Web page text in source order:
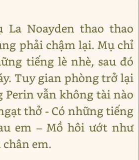
La Noayden thao thao
phải chậm lại. Mụ chỉ
tiếng lè nhè, sau đó
Tuy gian phòng trở lại
vẫn không tài nào
thở - Có những tiếng
em – Mồ hôi ướt như
em.